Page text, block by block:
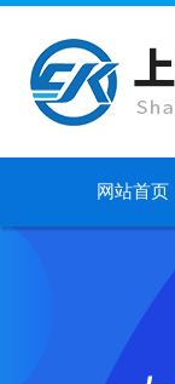
网站首页